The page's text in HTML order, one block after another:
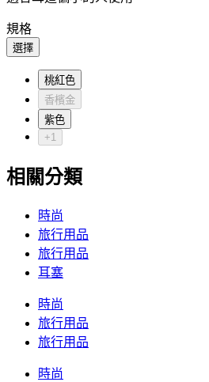
規格
選擇
桃紅色
香檳金
紫色
+1
相關分類
時尚
旅行用品
旅行用品
耳塞
時尚
旅行用品
旅行用品
時尚